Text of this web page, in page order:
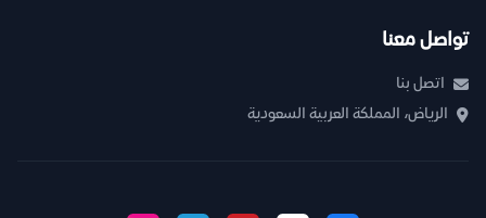
تواصل معنا
اتصل بنا
الرياض، المملكة العربية السعودية